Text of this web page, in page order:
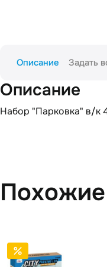
Описание Задать
Описание
Набор "Парковка" в/к